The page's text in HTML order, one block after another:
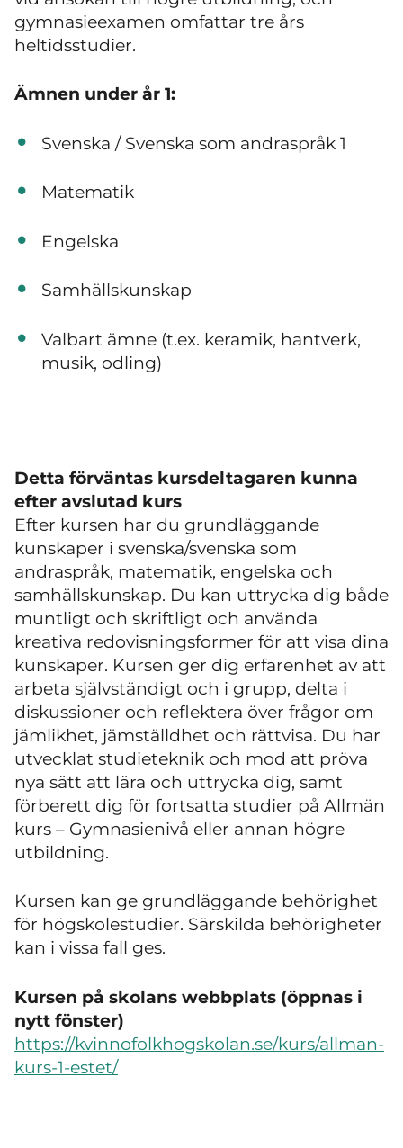
gymnasieexamen omfattar tre års
heltidsstudier.
Ämnen under år 1:
Svenska / Svenska som andraspråk 1
Matematik
Engelska
Samhällskunskap
Valbart ämne (t.ex. keramik, hantverk,
musik, odling)
Detta förväntas kursdeltagaren kunna
efter avslutad kurs
Efter kursen har du grundläggande
kunskaper i svenska/svenska som
andraspråk, matematik, engelska och
samhällskunskap. Du kan uttrycka dig både
muntligt och skriftligt och använda
kreativa redovisningsformer för att visa dina
kunskaper. Kursen ger dig erfarenhet av att
arbeta självständigt och i grupp, delta i
diskussioner och reflektera över frågor om
jämlikhet, jämställdhet och rättvisa. Du har
utvecklat studieteknik och mod att pröva
nya sätt att lära och uttrycka dig, samt
förberett dig för fortsatta studier på Allmän
kurs – Gymnasienivå eller annan högre
utbildning.
Kursen kan ge grundläggande behörighet
för högskolestudier. Särskilda behörigheter
kan i vissa fall ges.
Kursen på skolans webbplats (öppnas i
nytt fönster)
https://kvinnofolkhogskolan.se/kurs/allman-
kurs-1-estet/